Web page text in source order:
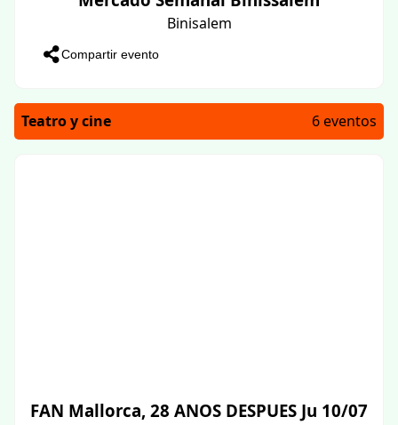
Binisalem
Compartir evento
Teatro y cine 6 eventos
FAN Mallorca, 28 ANOS DESPUES Ju 10/07